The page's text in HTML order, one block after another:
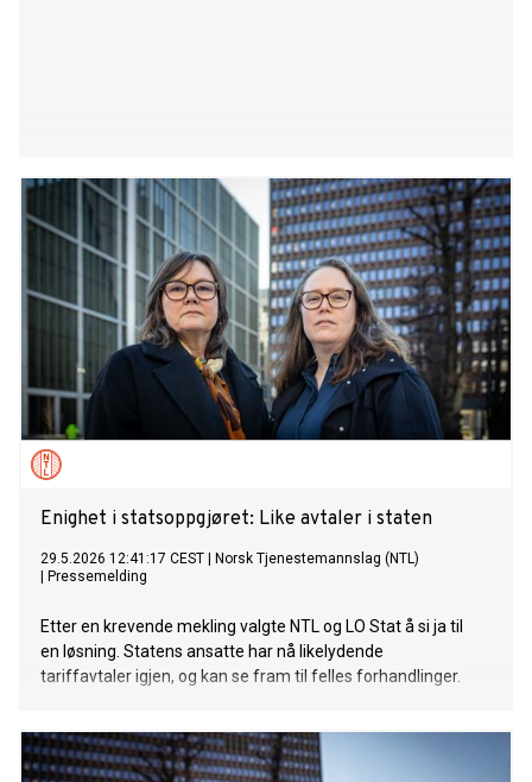
Enighet i statsoppgjøret: Like avtaler i staten
29.5.2026 12:41:17 CEST
Norsk Tjenestemannslag (NTL)
Pressemelding
Etter en krevende mekling valgte NTL og LO Stat å si ja til
en løsning. Statens ansatte har nå likelydende
tariffavtaler igjen, og kan se fram til felles forhandlinger.